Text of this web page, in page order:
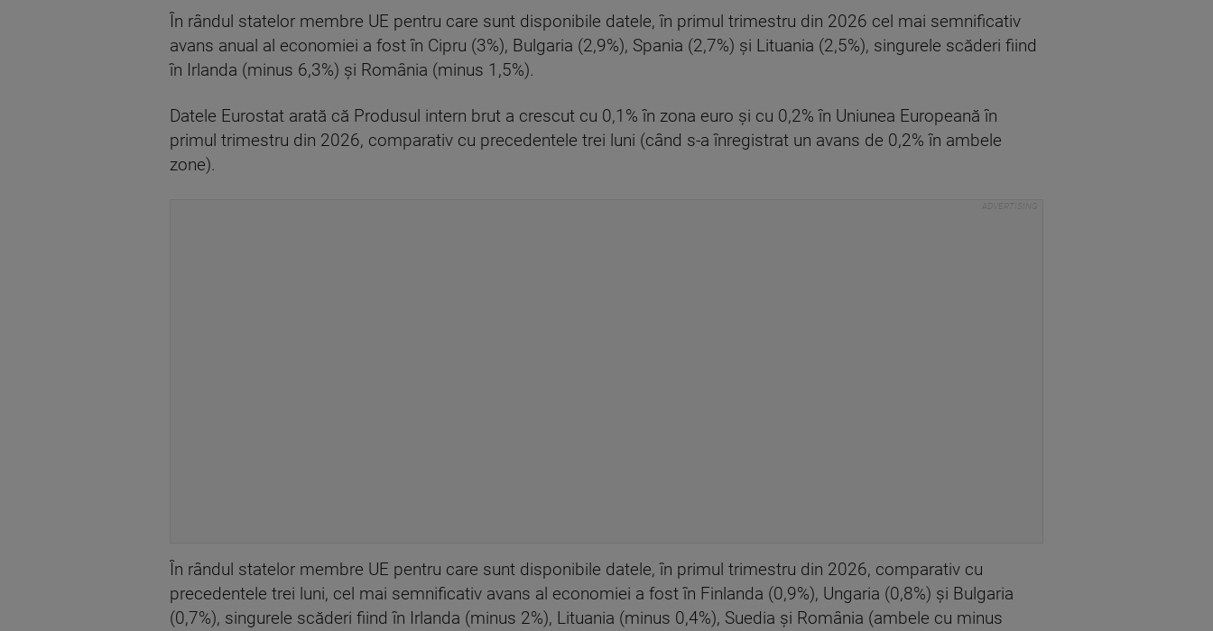
În rândul statelor membre UE pentru care sunt disponibile datele, în primul trimestru din 2026 cel mai semnificativ
avans anual al economiei a fost în Cipru (3%), Bulgaria (2,9%), Spania (2,7%) şi Lituania (2,5%), singurele scăderi fiind
în Irlanda (minus 6,3%) şi România (minus 1,5%).
Datele Eurostat arată că Produsul intern brut a crescut cu 0,1% în zona euro şi cu 0,2% în Uniunea Europeană în
primul trimestru din 2026, comparativ cu precedentele trei luni (când s-a înregistrat un avans de 0,2% în ambele
zone).
În rândul statelor membre UE pentru care sunt disponibile datele, în primul trimestru din 2026, comparativ cu
precedentele trei luni, cel mai semnificativ avans al economiei a fost în Finlanda (0,9%), Ungaria (0,8%) şi Bulgaria
(0,7%), singurele scăderi fiind în Irlanda (minus 2%), Lituania (minus 0,4%), Suedia şi România (ambele cu minus